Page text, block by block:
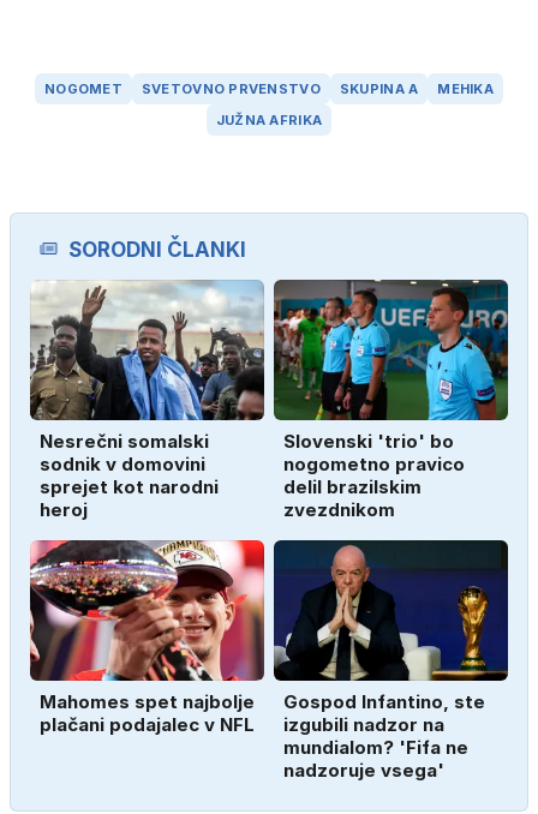
NOGOMET SVETOVNO PRVENSTVO SKUPINA A
MEHIKA
JUŽNA AFRIKA
SORODNI ČLANKI
Nesrečni somalski
sodnik v domovini
sprejet kot narodni
heroj
Slovenski 'trio' bo
nogometno pravico
delil brazilskim
zvezdnikom
Mahomes spet najbolje
plačani podajalec v NFL
Gospod Infantino, ste
izgubili nadzor na
mundialom? 'Fifa ne
nadzoruje vsega'